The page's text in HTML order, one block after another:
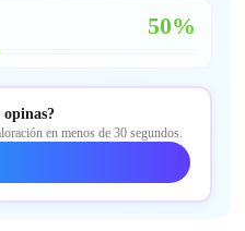
50%
opinas?
en menos de 30 segundos.